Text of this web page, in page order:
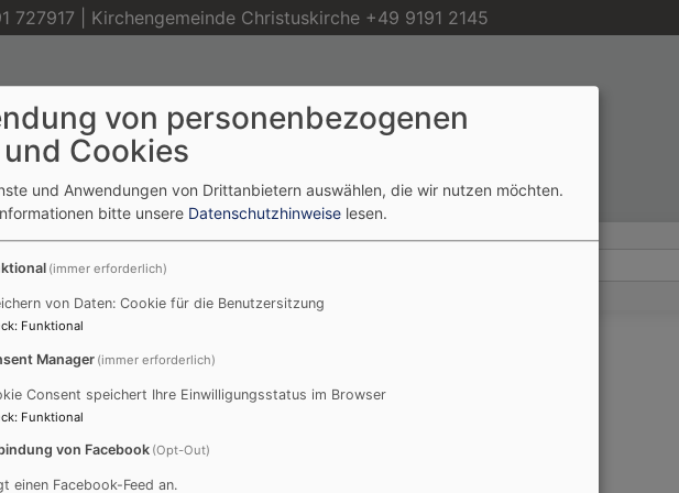
727917 | Kirchengemeinde Christuskirche +49 9191 2145
Kirchengemeinde Forchheim Christuskirche
Beratung
von personenbezogenen
Cookies
und Anwendungen von Drittanbietern auswählen, die wir nutzen möchten.
bitte unsere Datenschutzhinweise lesen.
(immer erforderlich)
von Daten: Cookie für die Benutzersitzung
: Funktional
Manager (immer erforderlich)
Consent speichert Ihre Einwilligungsstatus im Browser
: Funktional
von Facebook (Opt-Out)
einen Facebook-Feed an.